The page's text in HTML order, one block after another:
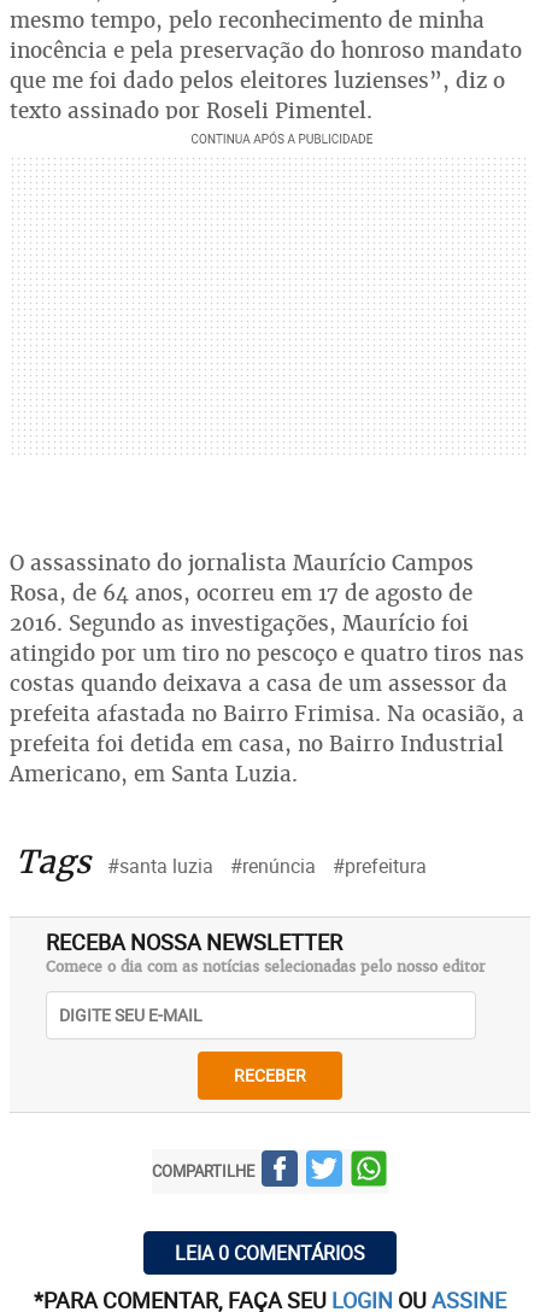
mesmo tempo, pelo reconhecimento de minha
inocência e pela preservação do honroso mandato
que me foi dado pelos eleitores luzienses”, diz o
texto assinado por Roseli Pimentel.
O assassinato do jornalista Maurício Campos
Rosa, de 64 anos, ocorreu em 17 de agosto de
2016. Segundo as investigações, Maurício foi
atingido por um tiro no pescoço e quatro tiros nas
costas quando deixava a casa de um assessor da
prefeita afastada no Bairro Frimisa. Na ocasião, a
prefeita foi detida em casa, no Bairro Industrial
Americano, em Santa Luzia.
Tags #santa luzia #renúncia #prefeitura
RECEBA NOSSA NEWSLETTER
Comece o dia com as notícias selecionadas pelo nosso editor
RECEBER
COMPARTILHE
LEIA 0 COMENTÁRIOS
*PARA COMENTAR, FAÇA SEU LOGIN OUASSINE